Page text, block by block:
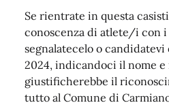
Se rientrate in questa
conoscenza di atlete/i con
segnalatecelo o
2024, indicandoci il nome
giustificherebbe il
tutto al Comune di